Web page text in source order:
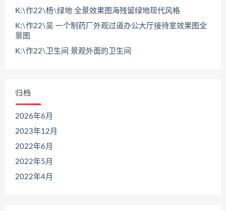
K:\作22\杨\绿地 全景效果图海残留绿地现代风格
K:\作22\吴 一个制药厂外观过道办公大厅接待室效果图全
景图
K:\作22\卫生间 景观外面的卫生间
归档
2026年6月
2023年12月
2022年6月
2022年5月
2022年4月